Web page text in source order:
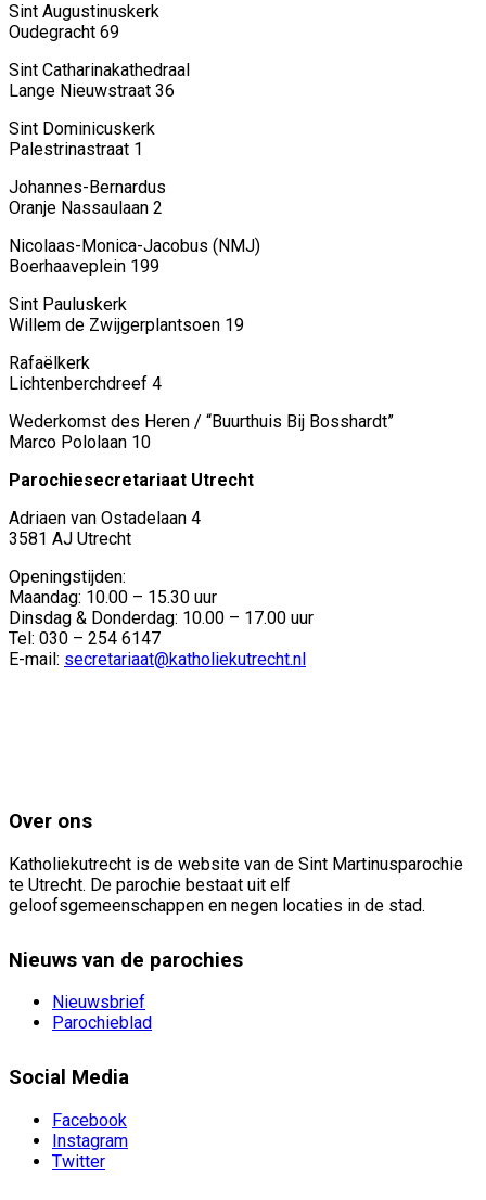
Sint Augustinuskerk
Oudegracht 69
Sint Catharinakathedraal
Lange Nieuwstraat 36
Sint Dominicuskerk
Palestrinastraat 1
Johannes-Bernardus
Oranje Nassaulaan 2
Nicolaas-Monica-Jacobus (NMJ)
Boerhaaveplein 199
Sint Pauluskerk
Willem de Zwijgerplantsoen 19
Rafaëlkerk
Lichtenberchdreef 4
Wederkomst des Heren / “Buurthuis Bij Bosshardt”
Marco Pololaan 10
Parochiesecretariaat Utrecht
Adriaen van Ostadelaan 4
3581 AJ Utrecht
Openingstijden:
Maandag: 10.00 – 15.30 uur
Dinsdag & Donderdag: 10.00 – 17.00 uur
Tel: 030 – 254 6147
E-mail: secretariaat@katholiekutrecht.nl
Over ons
Katholiekutrecht is de website van de Sint Martinusparochie
te Utrecht. De parochie bestaat uit elf
geloofsgemeenschappen en negen locaties in de stad.
Nieuws van de parochies
Nieuwsbrief
Parochieblad
Social Media
Facebook
Instagram
Twitter